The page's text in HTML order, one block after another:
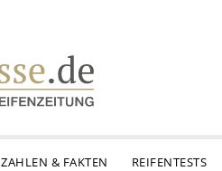
ZAHLEN & FAKTEN REIFENTESTS